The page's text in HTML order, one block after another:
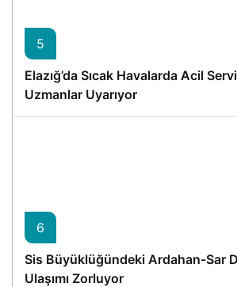
5
Elazığ’da Sıcak Havalarda Acil
Uzmanlar Uyarıyor
6
Sis Büyüklüğündeki Ardahan-Sar
Ulaşımı Zorluyor